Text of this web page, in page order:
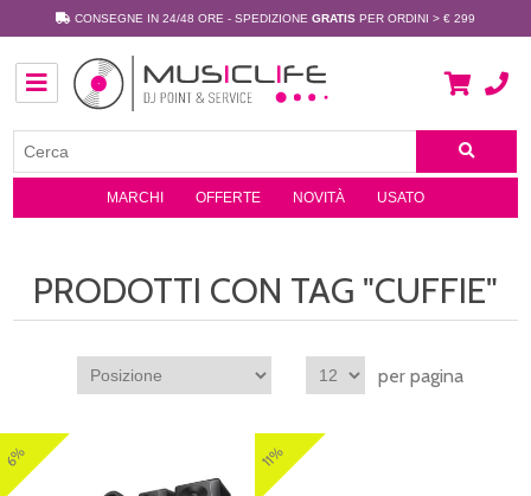
CONSEGNE IN 24/48 ORE - SPEDIZIONE GRATIS PER ORDINI > € 299
MARCHI OFFERTE NOVITÀ USATO
PRODOTTI CON TAG "CUFFIE"
per pagina
6% 11%